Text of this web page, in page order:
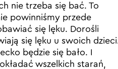
nie trzeba się bać. To
powinniśmy przede
się lęku. Dorośli
się lęku u swoich
będzie się bało. I
wszelkich starań,